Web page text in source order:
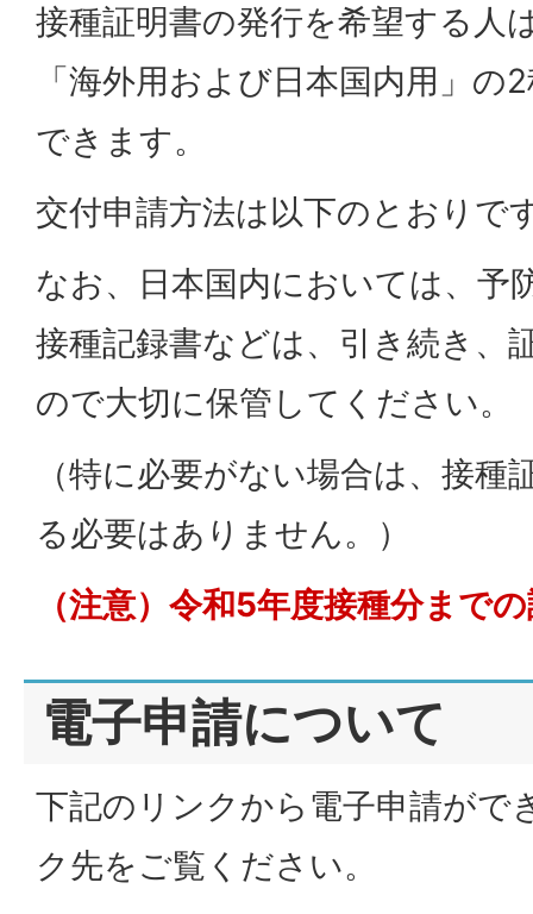
接種証明書の発行を希望する人
「海外用および日本国内用」の
できます。
交付申請方法は以下のとおりで
なお、日本国内においては、予
接種記録書などは、引き続き、
ので大切に保管してください。
（特に必要がない場合は、接種
る必要はありません。）
（注意）令和5年度接種分まで
電子申請について
下記のリンクから電子申請がで
ク先をご覧ください。